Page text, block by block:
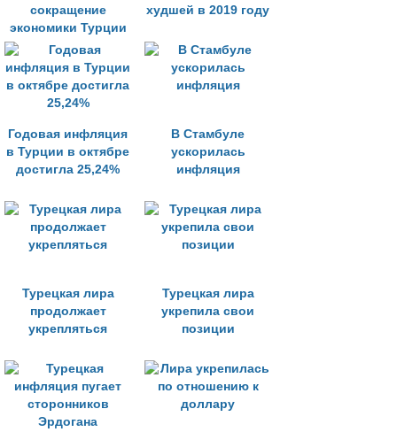
сокращение
экономики Турции
худшей в 2019 году
Годовая инфляция
в Турции в октябре
достигла 25,24%
В Стамбуле
ускорилась
инфляция
Турецкая лира
продолжает
укрепляться
Турецкая лира
укрепила свои
позиции